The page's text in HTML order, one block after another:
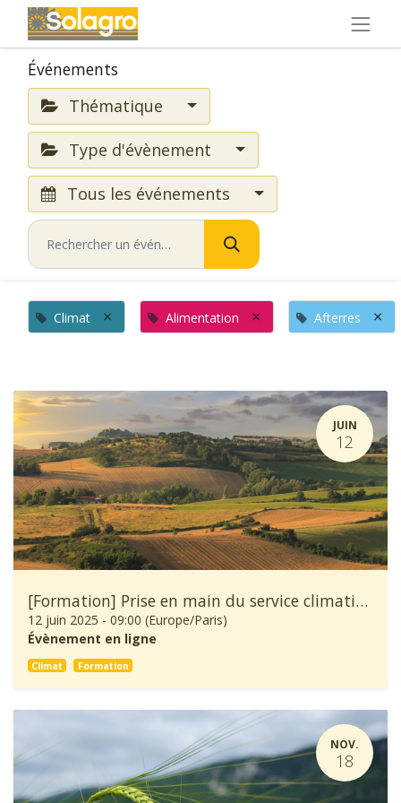
Événements
Thématique
Type d'évènement
Tous les événements
Climat × Alimentation × Afterres ×
JUIN
12
[Formation] Prise en main du service climatique Climadiag Agriculture
12 juin 2025 - 09:00 (Europe/Paris)
Évènement en ligne
Climat Formation
NOV.
18